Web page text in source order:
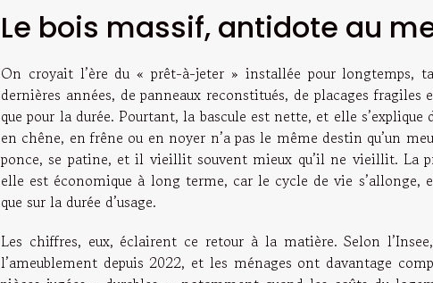
Le bois massif, antidote au
On croyait l’ère du « prêt-à-jeter » installée pour longtemps,
dernières années, de panneaux reconstitués, de placages fragiles
que pour la durée. Pourtant, la bascule est nette, et elle
en chêne, en frêne ou en noyer n’a pas le même destin qu’un
ponce, se patine, et il vieillit souvent mieux qu’il ne vieillit. La
elle est économique à long terme, car le cycle de vie s’allonge,
que sur la durée d’usage.
Les chiffres, eux, éclairent ce retour à la matière. Selon
l’ameublement depuis 2022, et les ménages ont davantage